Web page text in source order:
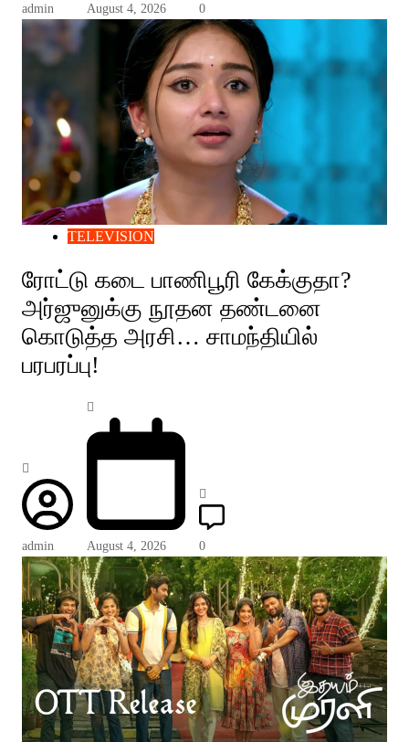
admin August 4, 2026 0
TELEVISION
ரோட்டு கடை பாணிபூரி கேக்குதா?
அர்ஜுனுக்கு நூதன தண்டனை
கொடுத்த அரசி… சாமந்தியில்
பரபரப்பு!
admin August 4, 2026 0